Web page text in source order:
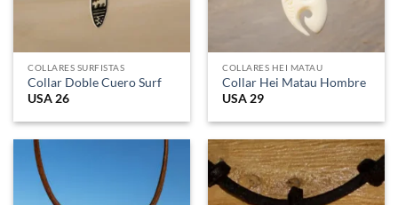
COLLARES SURFISTAS
Collar Doble Cuero Surf
USA26
COLLARES HEI MATAU
Collar Hei Matau Hombre
USA29